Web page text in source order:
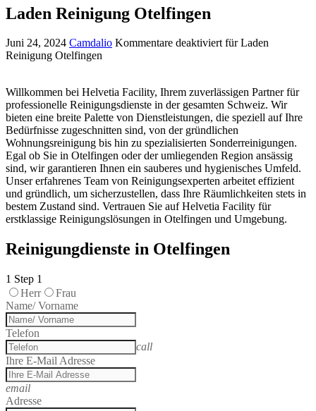
Laden Reinigung Otelfingen
Juni 24, 2024 Camdalio Kommentare deaktiviertfür Laden
Reinigung Otelfingen
Willkommen bei Helvetia Facility, Ihrem zuverlässigen Partner für
professionelle Reinigungsdienste in der gesamten Schweiz. Wir
bieten eine breite Palette von Dienstleistungen, die speziell auf Ihre
Bedürfnisse zugeschnitten sind, von der gründlichen
Wohnungsreinigung bis hin zu spezialisierten Sonderreinigungen.
Egal ob Sie in Otelfingen oder der umliegenden Region ansässig
sind, wir garantieren Ihnen ein sauberes und hygienisches Umfeld.
Unser erfahrenes Team von Reinigungsexperten arbeitet effizient
und gründlich, um sicherzustellen, dass Ihre Räumlichkeiten stets in
bestem Zustand sind. Vertrauen Sie auf Helvetia Facility für
erstklassige Reinigungslösungen in Otelfingen und Umgebung.
Reinigungdienste in Otelfingen
1 Step 1
Herr
Frau
Name/ Vorname
Telefon
call
Ihre E-Mail Adresse
email
Adresse